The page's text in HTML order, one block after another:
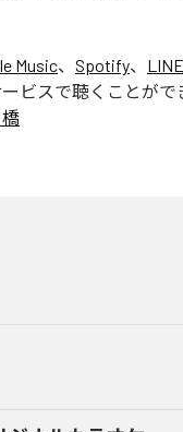
Music、 Spotify、
ビスで聴くことがで